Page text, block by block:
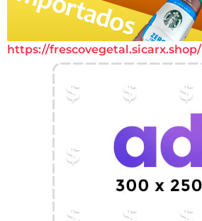
https://frescovegetal.sicarx.shop/